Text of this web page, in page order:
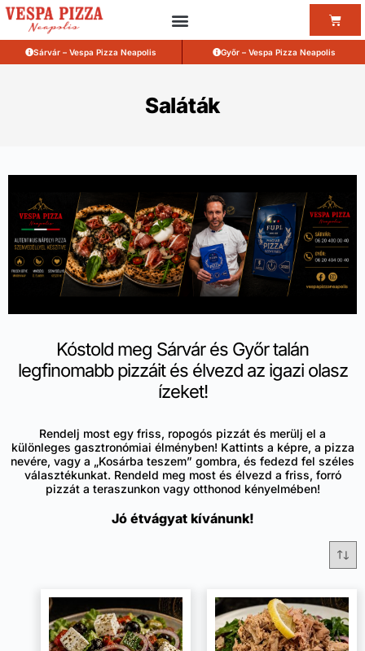
Sárvár – Vespa Pizza Neapolis Győr – Vespa Pizza Neapolis
Saláták
Kóstold meg Sárvár és Győr talán
legfinomabb pizzáit és élvezd az igazi olasz
ízeket!
Rendelj most egy friss, ropogós pizzát és merülj el a
különleges gasztronómiai élményben! Kattints a képre, a pizza
nevére, vagy a „Kosárba teszem” gombra, és fedezd fel széles
választékunkat. Rendeld meg most és élvezd a friss, forró
pizzát a teraszunkon vagy otthonod kényelmében!
Jó étvágyat kívánunk!